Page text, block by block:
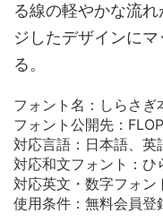
る線の軽やかな流
ジしたデザインに
る。
フォント名：しらさぎ
フォント公開先：
対応言語：日本語、英
対応和文フォント：
対応英文・数字フォ
使用条件：無料会員登